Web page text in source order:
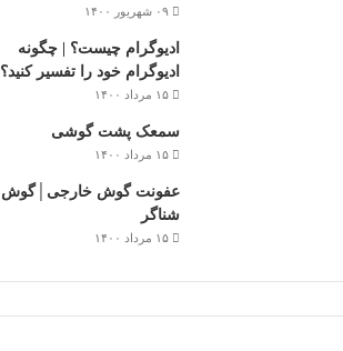
۰۹ شهریور ۱۴۰۰
ادیوگرام چیست؟ | چگونه
ادیوگرام خود را تفسیر کنید؟
۱۵ مرداد ۱۴۰۰
سمعک‌ پشت گوشی
۱۵ مرداد ۱۴۰۰
عفونت گوش خارجی│گوش
شناگر
۱۵ مرداد ۱۴۰۰